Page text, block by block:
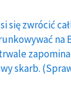
się zwrócić
na
skarb.